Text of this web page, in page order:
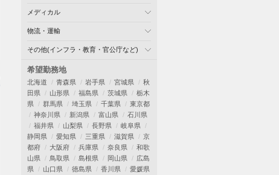
メディカル
物流・運輸
その他(インフラ・教育・官公庁など)
希望勤務地
北海道 青森県 岩手県 宮城県
秋
田県
山形県 福島県 茨城県
栃木
県
群馬県 埼玉県 千葉県
東京都
神奈川県
新潟県 富山県
石川県
福井県
山梨県 長野県
岐阜県
静岡県
愛知県 三重県 滋賀県
京
都府
大阪府 兵庫県 奈良県
和歌
山県
鳥取県 島根県 岡山県
広島
県
山口県 徳島県 香川県
愛媛県